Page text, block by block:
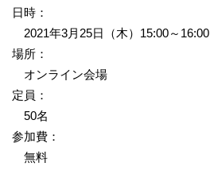
日時：
2021年3月25日（木）15:00～16:00
場所：
オンライン会場
定員：
50名
参加費：
無料